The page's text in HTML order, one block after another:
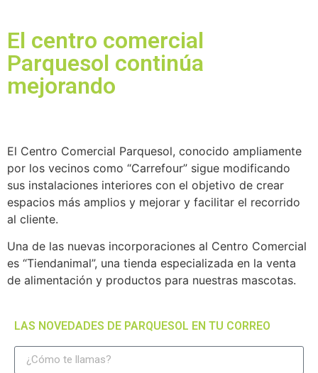
El centro comercial
Parquesol continúa
mejorando
El Centro Comercial Parquesol, conocido ampliamente
por los vecinos como “Carrefour” sigue modificando
sus instalaciones interiores con el objetivo de crear
espacios más amplios y mejorar y facilitar el recorrido
al cliente.
Una de las nuevas incorporaciones al Centro Comercial
es “Tiendanimal”, una tienda especializada en la venta
de alimentación y productos para nuestras mascotas.
LAS NOVEDADES DE PARQUESOL EN TU CORREO